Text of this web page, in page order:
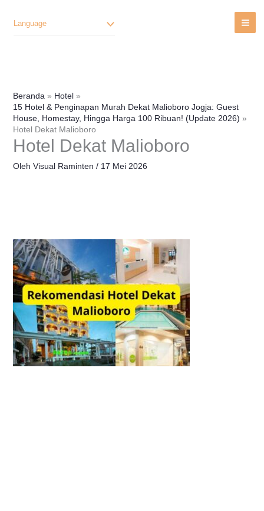
Language
Beranda
Hotel
15 Hotel & Penginapan Murah Dekat Malioboro Jogja: Guest
House, Homestay, Hingga Harga 100 Ribuan! (Update 2026)
Hotel Dekat Malioboro
Hotel Dekat Malioboro
Oleh Visual Raminten / 17 Mei 2026